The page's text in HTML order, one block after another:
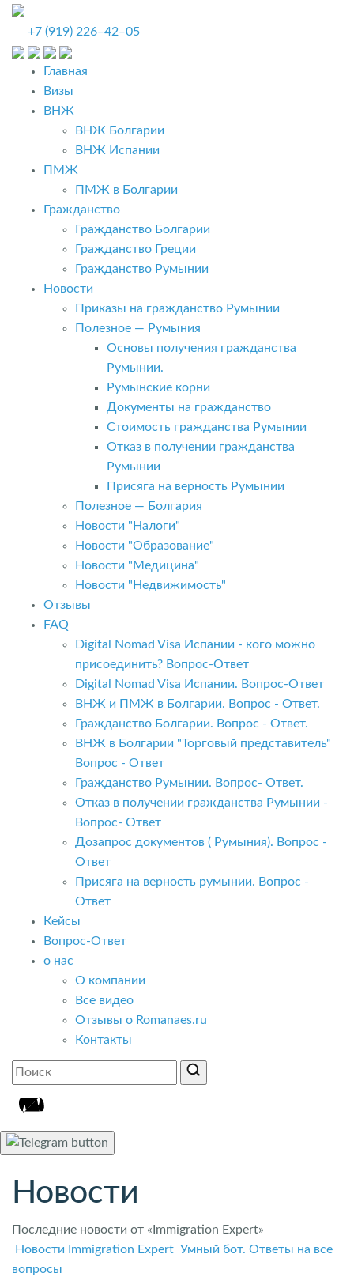
+7 (919) 226‒42‒05
Главная
Визы
ВНЖ
ВНЖ Болгарии
ВНЖ Испании
ПМЖ
ПМЖ в Болгарии
Гражданство
Гражданство Болгарии
Гражданство Греции
Гражданство Румынии
Новости
Приказы на гражданство Румынии
Полезное — Румыния
Основы получения гражданства
Румынии.
Румынские корни
Документы на гражданство
Стоимость гражданства Румынии
Отказ в получении гражданства
Румынии
Присяга на верность Румынии
Полезное — Болгария
Новости "Налоги"
Новости "Образование"
Новости "Медицина"
Новости "Недвижимость"
Отзывы
FAQ
Digital Nomad Visa Испании - кого можно
присоединить? Вопрос-Ответ
Digital Nomad Visa Испании. Вопрос-Ответ
ВНЖ и ПМЖ в Болгарии. Вопрос - Ответ.
Гражданство Болгарии. Вопрос - Ответ.
ВНЖ в Болгарии "Торговый представитель"
Вопрос - Ответ
Гражданство Румынии. Вопрос- Ответ.
Отказ в получении гражданства Румынии -
Вопрос- Ответ
Дозапрос документов ( Румыния). Вопрос -
Ответ
Присяга на верность румынии. Вопрос -
Ответ
Кейсы
Вопрос-Ответ
о нас
О компании
Все видео
Отзывы о Romanaes.ru
Контакты
Новости
Последние новости от «Immigration Expert»
Новости Immigration Expert Умный бот. Ответы на все
вопросы